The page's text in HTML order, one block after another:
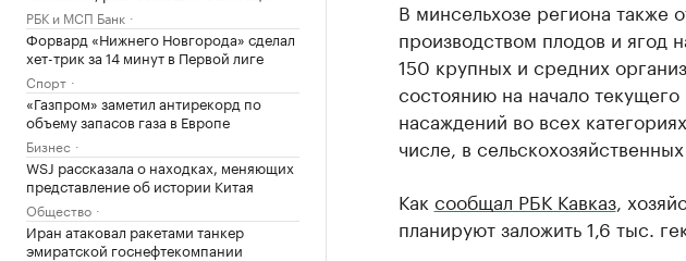
РБК и МСП Банк
Форвард «Нижнего Новгорода» сделал
хет-трик за 14 минут в Первой лиге
Спорт
«Газпром» заметил антирекорд по
объему запасов газа в Европе
Бизнес
WSJ рассказала о находках, меняющих
представление об истории Китая
Общество
Иран атаковал ракетами танкер
эмиратской госнефтекомпании
В минсельхозе региона
производством плодов и ягод
150 крупных и средних
состоянию на начало
насаждений во всех
числе, в
Как сообщал РБК Кавказ,
планируют заложить 1,6 тыс.